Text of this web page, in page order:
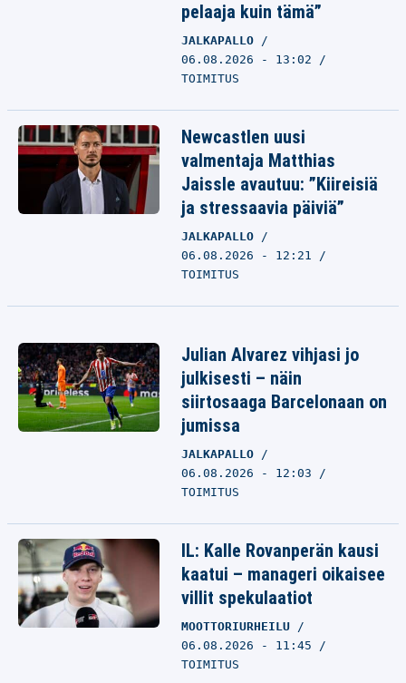
pelaaja kuin tämä”
JALKAPALLO
06.08.2026 - 13:02
TOIMITUS
Newcastlen uusi
valmentaja Matthias
Jaissle avautuu: ”Kiireisiä
ja stressaavia päiviä”
JALKAPALLO
06.08.2026 - 12:21
TOIMITUS
Julian Alvarez vihjasi jo
julkisesti – näin
siirtosaaga Barcelonaan on
jumissa
JALKAPALLO
06.08.2026 - 12:03
TOIMITUS
IL: Kalle Rovanperän kausi
kaatui – manageri oikaisee
villit spekulaatiot
MOOTTORIURHEILU
06.08.2026 - 11:45
TOIMITUS